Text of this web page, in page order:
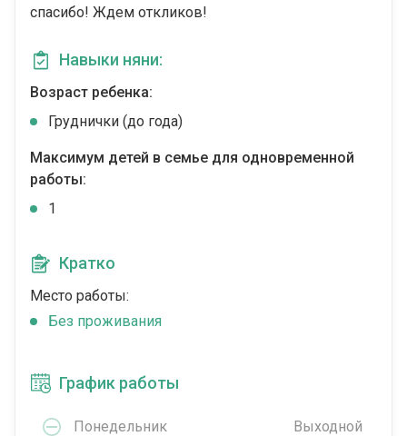
спасибо! Ждем откликов!
Навыки няни:
Возраст ребенка:
Груднички (до года)
Максимум детей в семье для одновременной
работы:
1
Кратко
Место работы:
Без проживания
График работы
Понедельник Выходной